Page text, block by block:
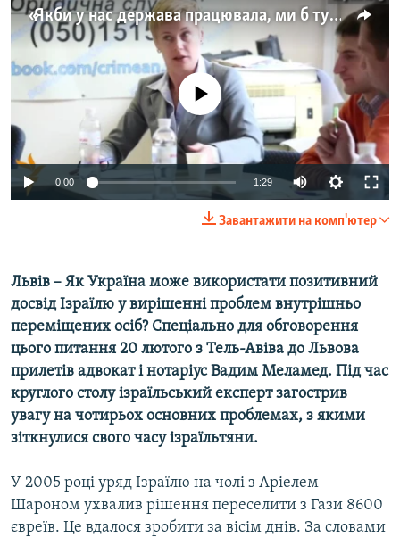
до
пошуку
ІНТЕРВ'Ю
ВСЕ ЗА ДЕНЬ
ВІДЕОУРОКИ «ELIFBE»
СВІДЧЕННЯ ОКУПАЦІЇ
ЯК ОБІЙТИ БЛОКУВАННЯ
Русский
Qırımtatar
Усі сайти RFE/RL
«Якби у нас держава працювала, ми б тут навіть не сиділи»
No media source currently available
0:00 1:29
Завантажити на комп'ютер
Львів – Як Україна може використати позитивний
досвід Ізраїлю у вирішенні проблем внутрішньо
переміщених осіб? Спеціально для обговорення
цього питання 20 лютого з Тель-Авіва до Львова
прилетів адвокат і нотаріус Вадим Меламед. Під час
круглого столу ізраїльський експерт загострив
увагу на чотирьох основних проблемах, з якими
зіткнулися свого часу ізраїльтяни.
У 2005 році уряд Ізраїлю на чолі з Аріелем
Шароном ухвалив рішення переселити з Гази 8600
євреїв. Це вдалося зробити за вісім днів. За словами